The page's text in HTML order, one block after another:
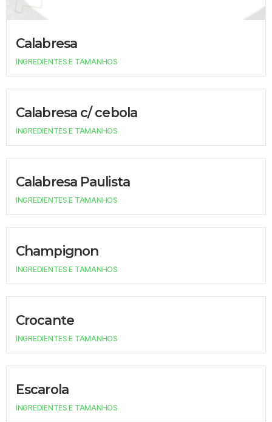
Calabresa
INGREDIENTES E TAMANHOS
Calabresa c/ cebola
INGREDIENTES E TAMANHOS
Calabresa Paulista
INGREDIENTES E TAMANHOS
Champignon
INGREDIENTES E TAMANHOS
Crocante
INGREDIENTES E TAMANHOS
Escarola
INGREDIENTES E TAMANHOS